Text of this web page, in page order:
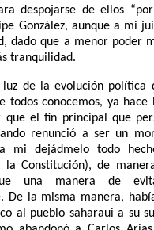
despojarse de ellos
González, aunque a mi
dado que a menor poder
tranquilidad.
de la evolución política
todos conocemos, ya hace
que el fin principal que
renunció a ser un
mi dejádmelo todo
la Constitución), de
una manera de
De la misma manera,
al pueblo saharaui a su